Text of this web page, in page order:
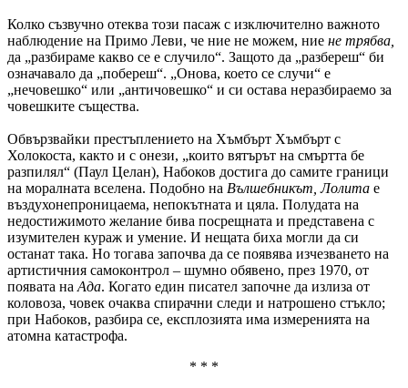
Колко съзвучно отеква този пасаж с изключително важното
наблюдение на Примо Леви, че ние не можем, ние не трябва,
да „разбираме какво се е случило“. Защото да „разбереш“ би
означавало да „побереш“. „Онова, което се случи“ е
„нечовешко“ или „античовешко“ и си остава неразбираемо за
човешките същества.
Обвързвайки престъплението на Хъмбърт Хъмбърт с
Холокоста, както и с онези, „които вятърът на смъртта бе
разпилял“ (Паул Целан), Набоков достига до самите граници
на моралната вселена. Подобно на Вълшебникът, Лолита е
въздухонепроницаема, непокътната и цяла. Полудата на
недостижимото желание бива посрещната и представена с
изумителен кураж и умение. И нещата биха могли да си
останат така. Но тогава започва да се появява изчезването на
артистичния самоконтрол – шумно обявено, през 1970, от
появата на Ада. Когато един писател започне да излиза от
коловоза, човек очаква спирачни следи и натрошено стъкло;
при Набоков, разбира се, експлозията има измеренията на
атомна катастрофа.
* * *